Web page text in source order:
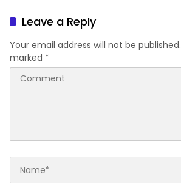
Karakter Generasi Muda
Leave a Reply
Your email address will not be published.
marked *